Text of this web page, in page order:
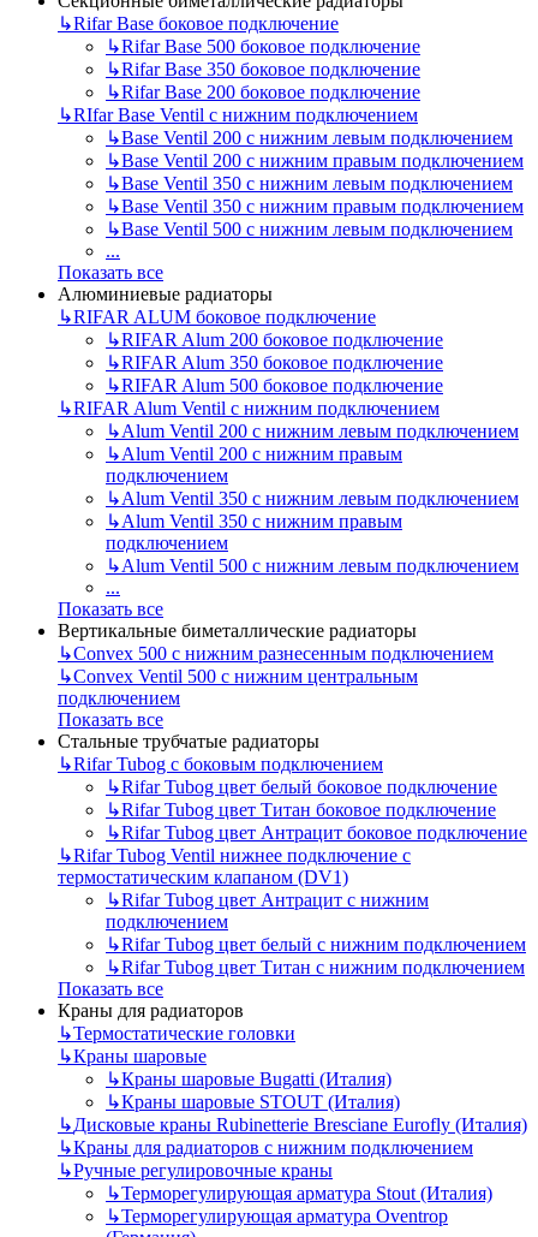
↳Rifar Base боковое подключение
↳Rifar Base 500 боковое подключение
↳Rifar Base 350 боковое подключение
↳Rifar Base 200 боковое подключение
↳RIfar Base Ventil с нижним подключением
↳Base Ventil 200 с нижним левым подключением
↳Base Ventil 200 с нижним правым подключением
↳Base Ventil 350 с нижним левым подключением
↳Base Ventil 350 с нижним правым подключением
↳Base Ventil 500 с нижним левым подключением
...
Показать все
Алюминиевые радиаторы
↳RIFAR ALUM боковое подключение
↳RIFAR Alum 200 боковое подключение
↳RIFAR Alum 350 боковое подключение
↳RIFAR Alum 500 боковое подключение
↳RIFAR Alum Ventil с нижним подключением
↳Alum Ventil 200 с нижним левым подключением
↳Alum Ventil 200 с нижним правым
подключением
↳Alum Ventil 350 с нижним левым подключением
↳Alum Ventil 350 с нижним правым
подключением
↳Alum Ventil 500 с нижним левым подключением
...
Показать все
Вертикальные биметаллические радиаторы
↳Convex 500 с нижним разнесенным подключением
↳Convex Ventil 500 с нижним центральным
подключением
Показать все
Стальные трубчатые радиаторы
↳Rifar Tubog с боковым подключением
↳Rifar Tubog цвет белый боковое подключение
↳Rifar Tubog цвет Титан боковое подключение
↳Rifar Tubog цвет Антрацит боковое подключение
↳Rifar Tubog Ventil нижнее подключение с
термостатическим клапаном (DV1)
↳Rifar Tubog цвет Антрацит с нижним
подключением
↳Rifar Tubog цвет белый с нижним подключением
↳Rifar Tubog цвет Титан с нижним подключением
Показать все
Краны для радиаторов
↳Термостатические головки
↳Краны шаровые
↳Краны шаровые Bugatti (Италия)
↳Краны шаровые STOUT (Италия)
↳Дисковые краны Rubinetterie Bresciane Eurofly (Италия)
↳Краны для радиаторов с нижним подключением
↳Ручные регулировочные краны
↳Терморегулирующая арматура Stout (Италия)
↳Терморегулирующая арматура Oventrop